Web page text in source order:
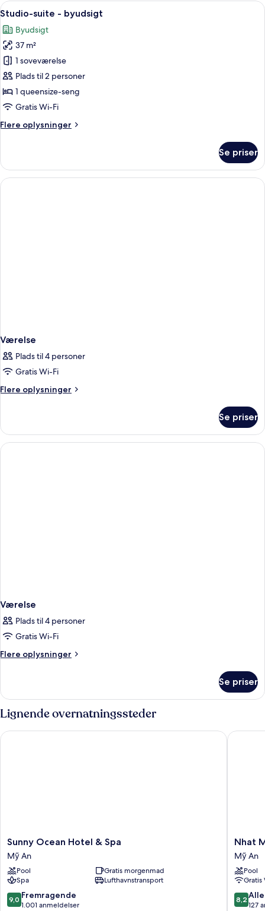
byudsigt
Indlæs
alle
billeder
af
Studio-
suite
-
byudsigt
Et moderne hotelværelse med sofa,
13
Studio-suite - byudsigt
Byudsigt
37 m²
1 soveværelse
Plads til 2 personer
1 queensize-seng
Gratis Wi-Fi
Flere oplysninger
Flere
suite
byudsigt
Se priser
Værelse
Plads til 4 personer
Gratis Wi-Fi
Flere oplysninger
Flere
Se priser
Værelse
Plads til 4 personer
Gratis Wi-Fi
Flere oplysninger
Flere
Se priser
Lignende overnatningssteder
Sunny
Ocean
Hotel
&
Spa
Mỹ
An
Sunny Ocean Hotel & Spa
Mỹ An
Pool
Gratis morgenmad
Spa
Lufthavnstransport
9.0
ud
9,0 Fremragende
1.001 anmeldelser
Sunny Ocean Hotel & Spa
Nhat
Minh
Hotel
and
Mỹ
An
Nhat
Mỹ An
Pool
Gratis
8.2
ud
8,2
127
Nhat